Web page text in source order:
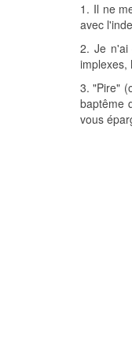
1. Il ne
avec
2. Je n'ai
implexes,
3. "Pire"
baptême
vous